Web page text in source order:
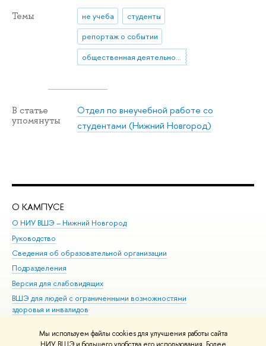
Мы используем файлы cookies для улучшения работы сайта
Темы не учеба
студенты
репортаж о событии
общественная деятельность
В статье
упомянуты
Отдел по внеучебной работе со
студентами (Нижний Новгород)
О КАМПУСЕ
О НИУ ВШЭ – Нижний Новгород
Руководство
Сведения об образовательной организации
Подразделения
Версия для слабовидящих
ВШЭ для людей с ограниченными возможностями
здоровья и инвалидов